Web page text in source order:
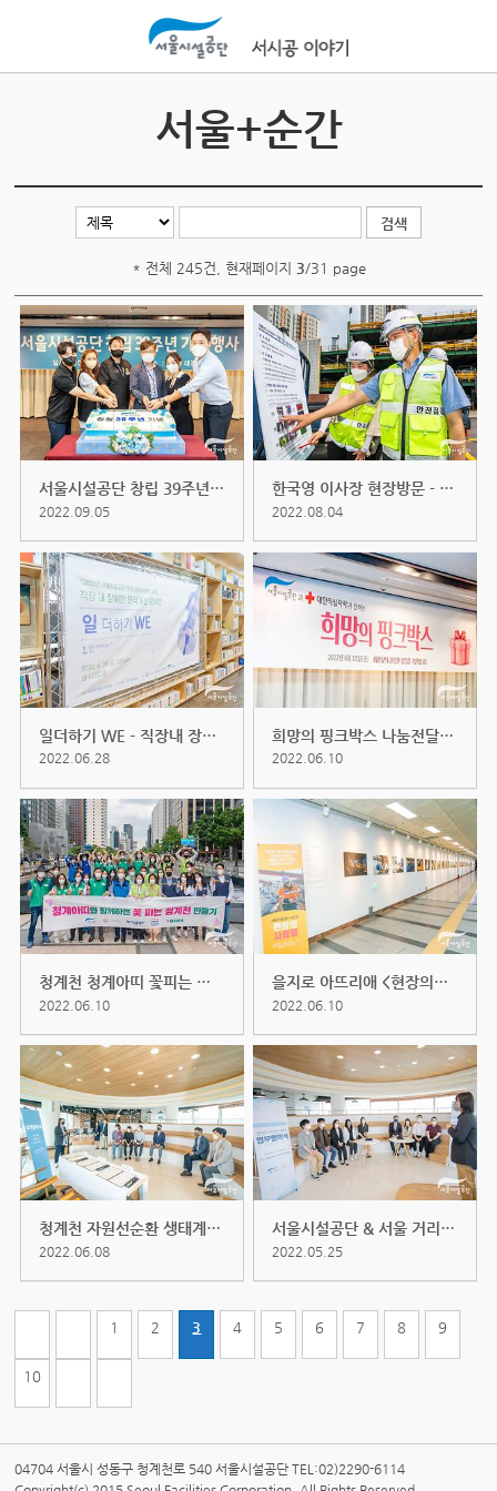
서울+순간
* 전체 245건, 현재페이지 3/31 page
서울시설공단 창립 39주년 기념행사...
2022.09.05
한국영 이사장 현장방문 - 은평구 ...
2022.08.04
일더하기 WE - 직장내 장애인 인식...
2022.06.28
희망의 핑크박스 나눔전달식 (2022....
2022.06.10
청계천 청계아띠 꽃피는 청계천만들...
2022.06.10
을지로 아뜨리애 <현장의사람들&...
2022.06.10
청계천 자원선순환 생태계구축 시범...
2022.06.08
서울시설공단 & 서울 거리아티...
2022.05.25
1 2 3 4 5 6 7 8 9
10
04704 서울시 성동구 청계천로 540 서울시설공단 TEL:02)2290-6114